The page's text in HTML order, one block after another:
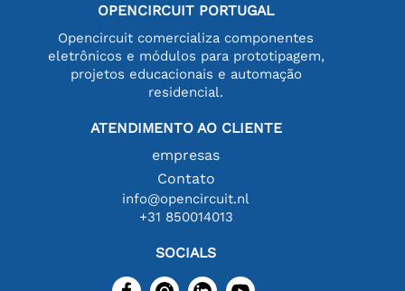
OPENCIRCUIT PORTUGAL
Opencircuit comercializa componentes
eletrônicos e módulos para prototipagem,
projetos educacionais e automação
residencial.
ATENDIMENTO AO CLIENTE
empresas
Contato
info@opencircuit.nl
+31 850014013
SOCIALS